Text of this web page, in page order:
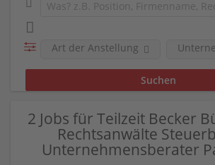
Art der Anstellung
2 Jobs für Teilzeit Becker
Rechtsanwälte
Unternehmensberater